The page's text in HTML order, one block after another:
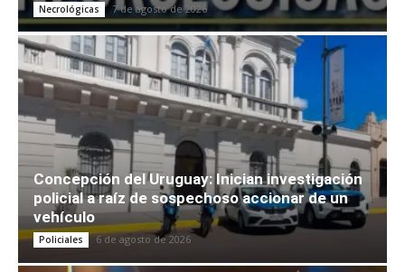
Necrológicas 7 de agosto de 2026
Concepción del Uruguay: Inician investigación
policial a raíz de sospechoso accionar de un
vehículo
Policiales 6 de agosto de 2026